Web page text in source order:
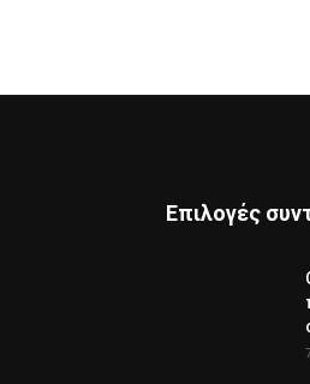
Επιλογές